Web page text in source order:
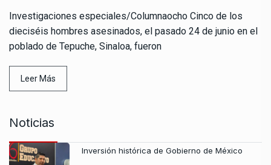
Investigaciones especiales/Columnaocho Cinco de los
dieciséis hombres asesinados, el pasado 24 de junio en el
poblado de Tepuche, Sinaloa, fueron
Leer Más
Noticias
Inversión histórica de Gobierno de México